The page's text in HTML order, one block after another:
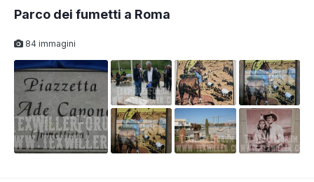
Parco dei fumetti a Roma
84 immagini